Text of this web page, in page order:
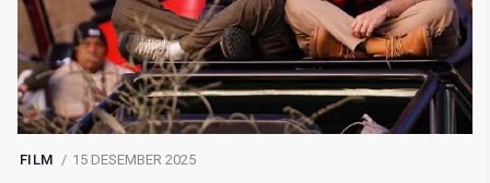
FILM 15 DESEMBER 2025